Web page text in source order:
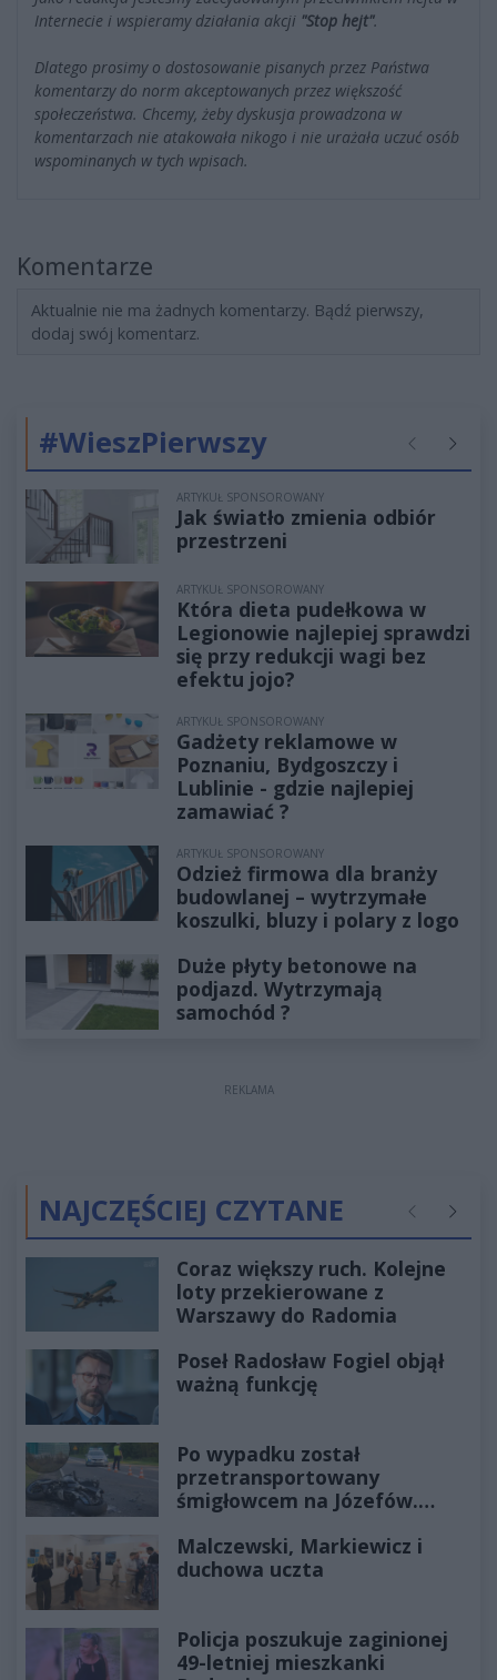
Internecie i wspieramy działania akcji "Stop hejt".
Dlatego prosimy o dostosowanie pisanych przez Państwa
komentarzy do norm akceptowanych przez większość
społeczeństwa. Chcemy, żeby dyskusja prowadzona w
komentarzach nie atakowała nikogo i nie urażała uczuć osób
wspominanych w tych wpisach.
Komentarze
Aktualnie nie ma żadnych komentarzy. Bądź pierwszy,
dodaj swój komentarz.
#WieszPierwszy Poprzednie
ARTYKUŁ SPONSOROWANY
Jak światło zmienia odbiór
przestrzeni
ARTYKUŁ SPONSOROWANY
Która dieta pudełkowa w
Legionowie najlepiej sprawdzi
się przy redukcji wagi bez
efektu jojo?
ARTYKUŁ SPONSOROWANY
Gadżety reklamowe w
Poznaniu, Bydgoszczy i
Lublinie - gdzie najlepiej
zamawiać ?
ARTYKUŁ SPONSOROWANY
Odzież firmowa dla branży
budowlanej – wytrzymałe
koszulki, bluzy i polary z logo
Duże płyty betonowe na
podjazd. Wytrzymają
samochód ?
REKLAMA
NAJCZĘŚCIEJ CZYTANE Poprzednie
Coraz większy ruch. Kolejne
loty przekierowane z
Warszawy do Radomia
Poseł Radosław Fogiel objął
ważną funkcję
Po wypadku został
przetransportowany
śmigłowcem na Józefów.
Malczewski, Markiewicz i
duchowa uczta
Policja poszukuje zaginionej
49-letniej mieszkanki